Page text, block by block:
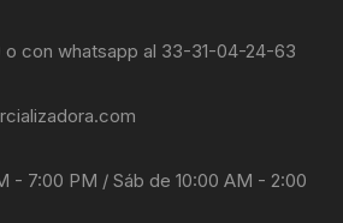
con whatsapp al 33-31-04-24-63
- 7:00 PM / Sáb de 10:00 AM - 2:00